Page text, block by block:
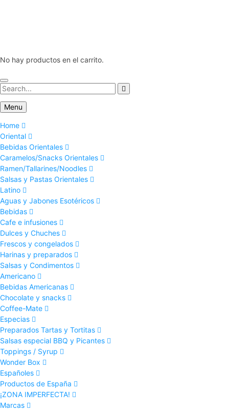
No hay productos en el carrito.
Menu
Home
Oriental
Bebidas Orientales
Caramelos/Snacks Orientales
Ramen/Tallarines/Noodles
Salsas y Pastas Orientales
Latino
Aguas y Jabones Esotéricos
Bebidas
Cafe e infusiones
Dulces y Chuches
Frescos y congelados
Harinas y preparados
Salsas y Condimentos
Americano
Bebidas Americanas
Chocolate y snacks
Coffee-Mate
Especias
Preparados Tartas y Tortitas
Salsas especial BBQ y Picantes
Toppings / Syrup
Wonder Box
Españoles
Productos de España
¡ZONA IMPERFECTA!
Marcas